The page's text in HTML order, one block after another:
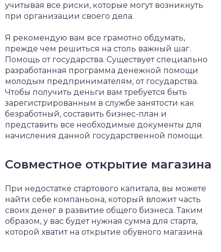
учитывая все риски, которые могут возникнуть
при организации своего дела.
Я рекомендую вам все грамотно обдумать,
прежде чем решиться на столь важный шаг.
Помощь от государства. Существует специально
разработанная программа денежной помощи
молодым предпринимателям, от государства.
Чтобы получить деньги вам требуется быть
зарегистрированным в службе занятости как
безработный, составить бизнес-план и
представить все необходимые документы для
начисления данной государственной помощи.
Совместное открытие магазина
При недостатке стартового капитала, вы можете
найти себе компаньона, который вложит часть
своих денег в развитие общего бизнеса. Таким
образом, у вас будет нужная сумма для старта,
которой хватит на открытие обувного магазина.